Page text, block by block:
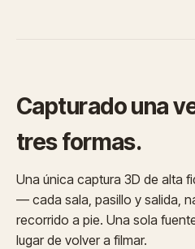
Capturado una
tres formas.
Una única captura 3D de alta
— cada sala, pasillo y salida,
recorrido a pie. Una sola
lugar de volver a filmar.